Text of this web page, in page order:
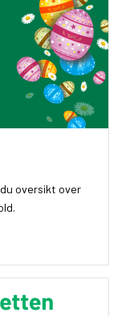
oversikt over